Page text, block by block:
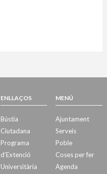
ENLLAÇOS
Bústia
Ciutadana
Programa
d’Extenció
Universitària
MENÚ
Ajuntament
Serveis
Poble
Coses per fer
Agenda